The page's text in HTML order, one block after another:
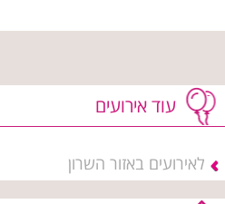
עוד אירועים
לאירועים באזור השרון